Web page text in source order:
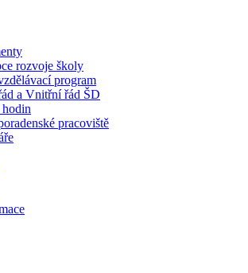
rozvoje školy
program
a Vnitřní řád ŠD
pracoviště